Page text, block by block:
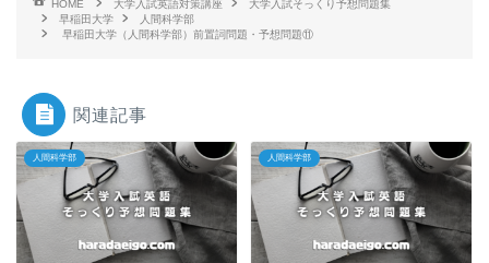
HOME 大学入試英語対策講座
大学入試そっくり予想問題集
早稲田大学
人間科学部
早稲田大学（人間科学部）前置詞問題・予想問題⑪
関連記事
人間科学部 人間科学部